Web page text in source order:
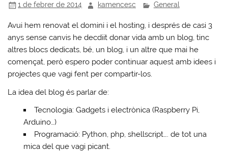
1 de febrer de 2014 kamencesc General
Avui hem renovat el domini i el hosting, i després de casi 3
anys sense canvis he decdiit donar vida amb un blog, tinc
altres blocs dedicats, bé, un blog, i un altre que mai he
començat, però espero poder continuar aquest amb idees i
projectes que vagi fent per compartir-los.
La idea del blog és parlar de:
Tecnologia: Gadgets i electrònica (Raspberry Pi,
Arduino…)
Programació: Python, php, shellscript…. de tot una
mica del que vagi picant.